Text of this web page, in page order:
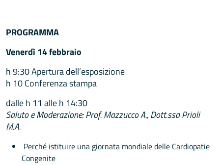
PROGRAMMA
Venerdì 14 febbraio
h 9:30 Apertura dell’esposizione
h 10 Conferenza stampa
dalle h 11 alle h 14:30
Saluto e Moderazione: Prof. Mazzucco A., Dott.ssa Prioli
M.A.
Perché istituire una giornata mondiale delle Cardiopatie
Congenite